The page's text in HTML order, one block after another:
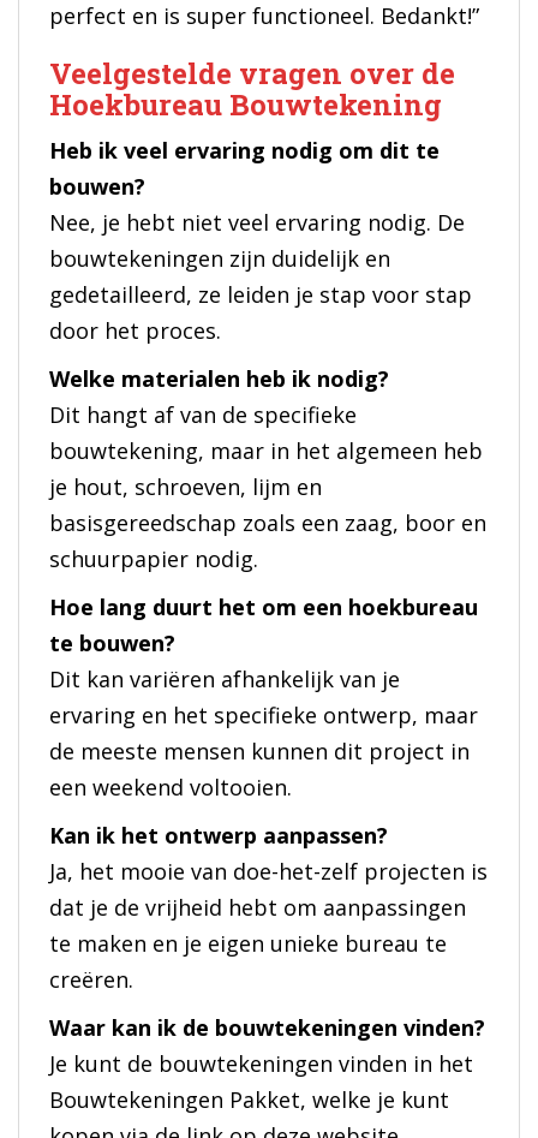
perfect en is super functioneel. Bedankt!”
Veelgestelde vragen over de
Hoekbureau Bouwtekening
Heb ik veel ervaring nodig om dit te
bouwen?
Nee, je hebt niet veel ervaring nodig. De
bouwtekeningen zijn duidelijk en
gedetailleerd, ze leiden je stap voor stap
door het proces.
Welke materialen heb ik nodig?
Dit hangt af van de specifieke
bouwtekening, maar in het algemeen heb
je hout, schroeven, lijm en
basisgereedschap zoals een zaag, boor en
schuurpapier nodig.
Hoe lang duurt het om een hoekbureau
te bouwen?
Dit kan variëren afhankelijk van je
ervaring en het specifieke ontwerp, maar
de meeste mensen kunnen dit project in
een weekend voltooien.
Kan ik het ontwerp aanpassen?
Ja, het mooie van doe-het-zelf projecten is
dat je de vrijheid hebt om aanpassingen
te maken en je eigen unieke bureau te
creëren.
Waar kan ik de bouwtekeningen vinden?
Je kunt de bouwtekeningen vinden in het
Bouwtekeningen Pakket, welke je kunt